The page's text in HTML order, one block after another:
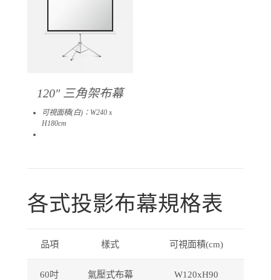
120″ 三角架布幕
可視面積(白)：W240 x
H180cm
各式投影布幕規格表
品項 樣式 可視面積(cm)
60吋 氣壓式布幕 W120xH90